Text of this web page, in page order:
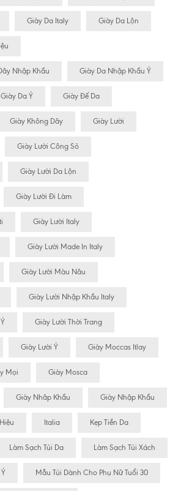
Giày Da Italy Giày Da Lộn
Nhập Khẩu Giày Da Nhập Khẩu Ý
Giày Da Ý Giày Đế Da
Giày Không Dây Giày Lười
Giày Lười Công Sỏ
Giày Lười Da Lộn
Giày Lười Đi Làm
Giày Lười Italy
Giày Lười Made In Italy
Giày Lười Màu Nâu
Giày Lười Nhập Khẩu Italy
Giày Lười Thời Trang
Giày Lười Ý Giày Moccas Itlay
Mọi Giày Mosca
Giày Nhâp Khẩu Giày Nhập Khẩu
Italia Kẹp Tiền Da
Làm Sạch Túi Da Làm Sạch Túi Xách
Mẫu Túi Dành Cho Phụ Nữ Tuổi 30